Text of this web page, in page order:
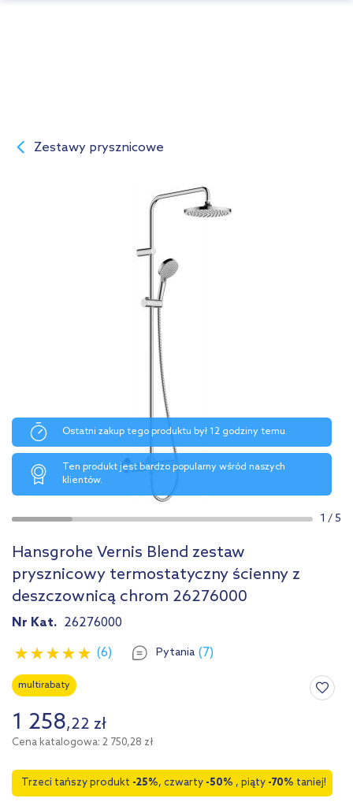
Zestawy prysznicowe
Ostatni zakup tego produktu był 12 godziny temu.
Ten produkt jest bardzo popularny wśród naszych
klientów.
1 /5
Hansgrohe Vernis Blend zestaw
prysznicowy termostatyczny ścienny z
deszczownicą chrom 26276000
Nr Kat. 26276000
(6)
Pytania (7)
multirabaty
1 258,22 zł
Cena katalogowa: 2 750,28 zł
Trzeci tańszy produkt -25%, czwarty -50% , piąty -70% taniej!